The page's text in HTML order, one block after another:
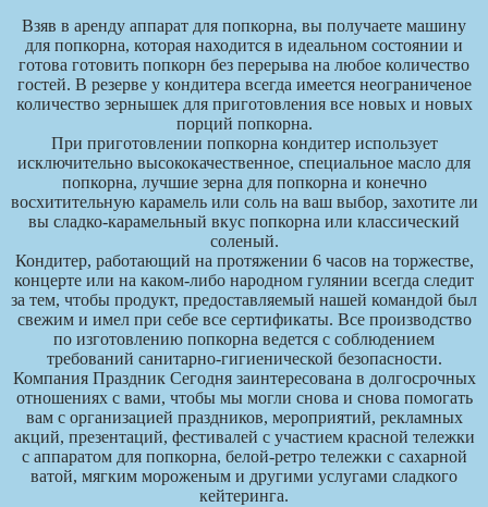
Взяв в аренду аппарат для попкорна, вы получаете машину
для попкорна, которая находится в идеальном состоянии и
готова готовить попкорн без перерыва на любое количество
гостей. В резерве у кондитера всегда имеется неограниченое
количество зернышек для приготовления все новых и новых
порций попкорна.
При приготовлении попкорна кондитер использует
исключительно высококачественное, специальное масло для
попкорна, лучшие зерна для попкорна и конечно
восхитительную карамель или соль на ваш выбор, захотите ли
вы сладко-карамельный вкус попкорна или классический
соленый.
Кондитер, работающий на протяжении 6 часов на торжестве,
концерте или на каком-либо народном гулянии всегда следит
за тем, чтобы продукт, предоставляемый нашей командой был
свежим и имел при себе все сертификаты. Все производство
по изготовлению попкорна ведется с соблюдением
требований санитарно-гигиенической безопасности.
Компания Праздник Сегодня заинтересована в долгосрочных
отношениях с вами, чтобы мы могли снова и снова помогать
вам с организацией праздников, мероприятий, рекламных
акций, презентаций, фестивалей с участием красной тележки
с аппаратом для попкорна, белой-ретро тележки с сахарной
ватой, мягким мороженым и другими услугами сладкого
кейтеринга.